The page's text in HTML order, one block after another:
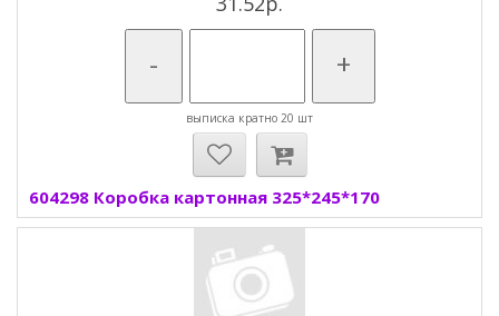
- +
выписка кратно 20 шт
604298 Коробка картонная 325*245*170